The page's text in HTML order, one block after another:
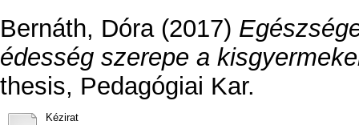
Bernáth, Dóra(2017)
édesség szerepe a
thesis, Pedagógiai Kar.
Kézirat